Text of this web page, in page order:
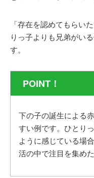
「存在を認めてもらい
りっ子よりも兄弟がい
す。
POINT！
下の子の誕生による
すい例です。 ひとり
ように感じている場
活の中で注目を集め